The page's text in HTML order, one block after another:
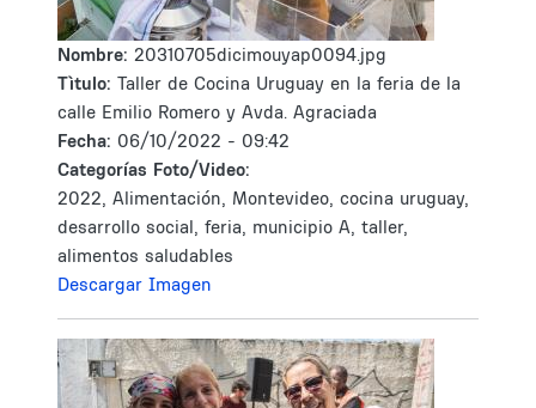
Nombre: 20310705dicimouyap0094.jpg
Tìtulo: Taller de Cocina Uruguay en la feria de la
calle Emilio Romero y Avda. Agraciada
Fecha: 06/10/2022 - 09:42
Categorías Foto/Video:
2022, Alimentación, Montevideo, cocina uruguay,
desarrollo social, feria, municipio A, taller,
alimentos saludables
Descargar Imagen